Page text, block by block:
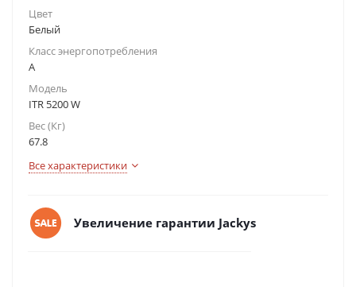
Цвет
Белый
Класс энергопотребления
А
Модель
ITR 5200 W
Вес (Кг)
67.8
Все характеристики
Увеличение гарантии Jackys